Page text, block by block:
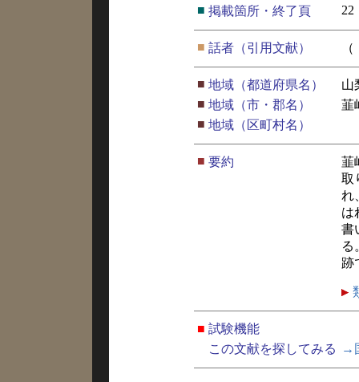
■ 掲載箇所・終了頁 22
■ 話者（引用文献）
■ 地域（都道府県名）
山
■ 地域（市・郡名）
韮
■ 地域（区町村名）
■ 要約
韮
取
れ
は
書
る
跡
■ 試験機能
この文献を探してみる
→